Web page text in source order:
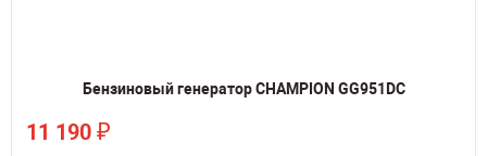
Бензиновый генератор CHAMPION GG951DC
11 190 ₽